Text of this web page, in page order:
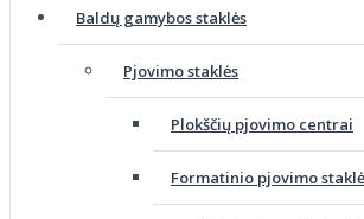
Baldų gamybos staklės
Pjovimo staklės
Plokščių pjovimo centrai
Formatinio pjovimo